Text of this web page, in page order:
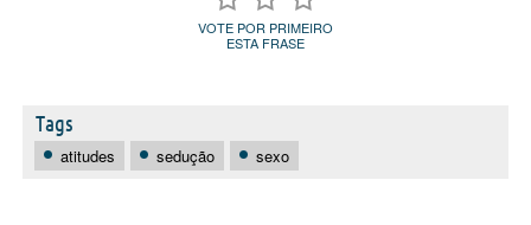
VOTE POR PRIMEIRO
ESTA FRASE
Tags
atitudes sedução sexo